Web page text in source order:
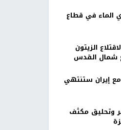
الماء في قطاع
الزيتون
شمال القدس
إيران ستنتهي
وتحليق مكثف